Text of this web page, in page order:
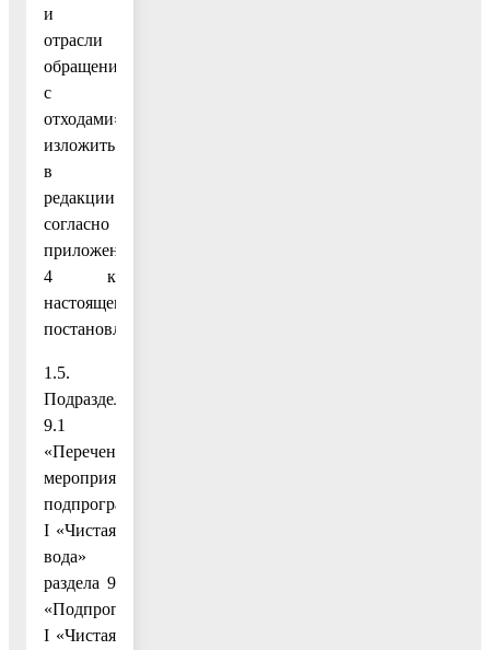
и
отрасли
обращения
с
отходами»
изложить
в
редакции
согласно
приложению
4 к
настоящему
постановлению;
1.5.
Подраздел
9.1
«Перечень
мероприятий
подпрограммы
I «Чистая
вода»
раздела 9
«Подпрограмма
I «Чистая